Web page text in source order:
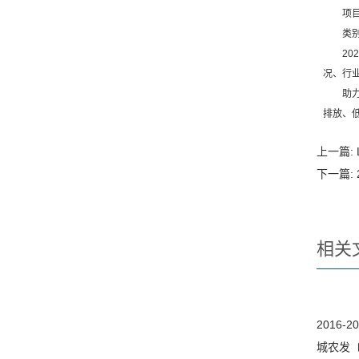
项目
类别
2024
况、行
助力
排放、
上一篇:
下一篇:
相关
2016-
城农发